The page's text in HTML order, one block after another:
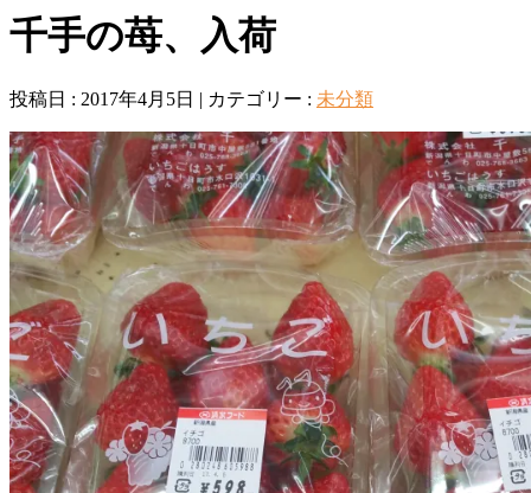
千手の苺、入荷
投稿日 : 2017年4月5日 | カテゴリー : 未分類